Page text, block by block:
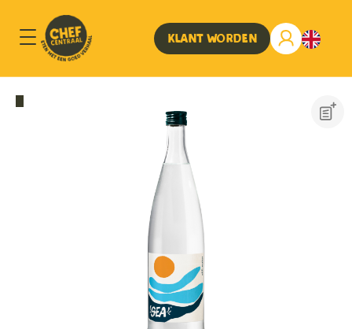
Klant worden